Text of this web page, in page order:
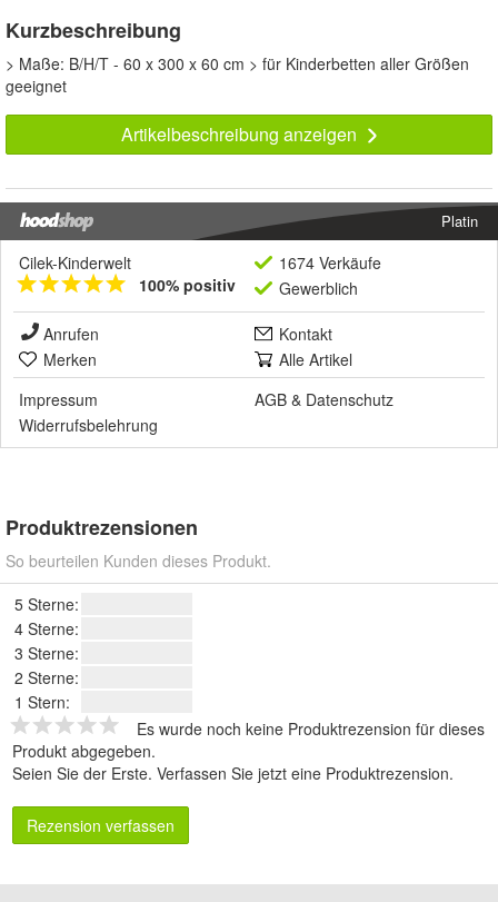
Kurzbeschreibung
> Maße: B/H/T - 60 x 300 x 60 cm > für Kinderbetten aller Größen
geeignet
Artikelbeschreibung anzeigen
Platin
Cilek-Kinderwelt
100% positiv
1674 Verkäufe
Gewerblich
Anrufen
Kontakt
Merken
Alle Artikel
Impressum
AGB & Datenschutz
Widerrufsbelehrung
Produktrezensionen
So beurteilen Kunden dieses Produkt.
5 Sterne:
4 Sterne:
3 Sterne:
2 Sterne:
1 Stern:
Es wurde noch keine Produktrezension für dieses
Produkt abgegeben.
Seien Sie der Erste. Verfassen Sie jetzt eine Produktrezension.
Rezension verfassen